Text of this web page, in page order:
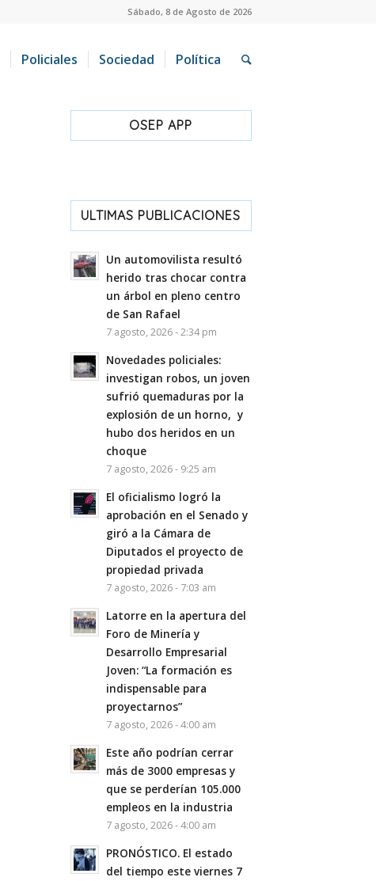
Sábado, 8 de Agosto de 2026
Policiales Sociedad Política
OSEP APP
ULTIMAS PUBLICACIONES
Un automovilista resultó
herido tras chocar contra
un árbol en pleno centro
de San Rafael
7 agosto, 2026 - 2:34 pm
Novedades policiales:
investigan robos, un joven
sufrió quemaduras por la
explosión de un horno, y
hubo dos heridos en un
choque
7 agosto, 2026 - 9:25 am
El oficialismo logró la
aprobación en el Senado y
giró a la Cámara de
Diputados el proyecto de
propiedad privada
7 agosto, 2026 - 7:03 am
Latorre en la apertura del
Foro de Minería y
Desarrollo Empresarial
Joven: “La formación es
indispensable para
proyectarnos”
7 agosto, 2026 - 4:00 am
Este año podrían cerrar
más de 3000 empresas y
que se perderían 105.000
empleos en la industria
7 agosto, 2026 - 4:00 am
PRONÓSTICO. El estado
del tiempo este viernes 7